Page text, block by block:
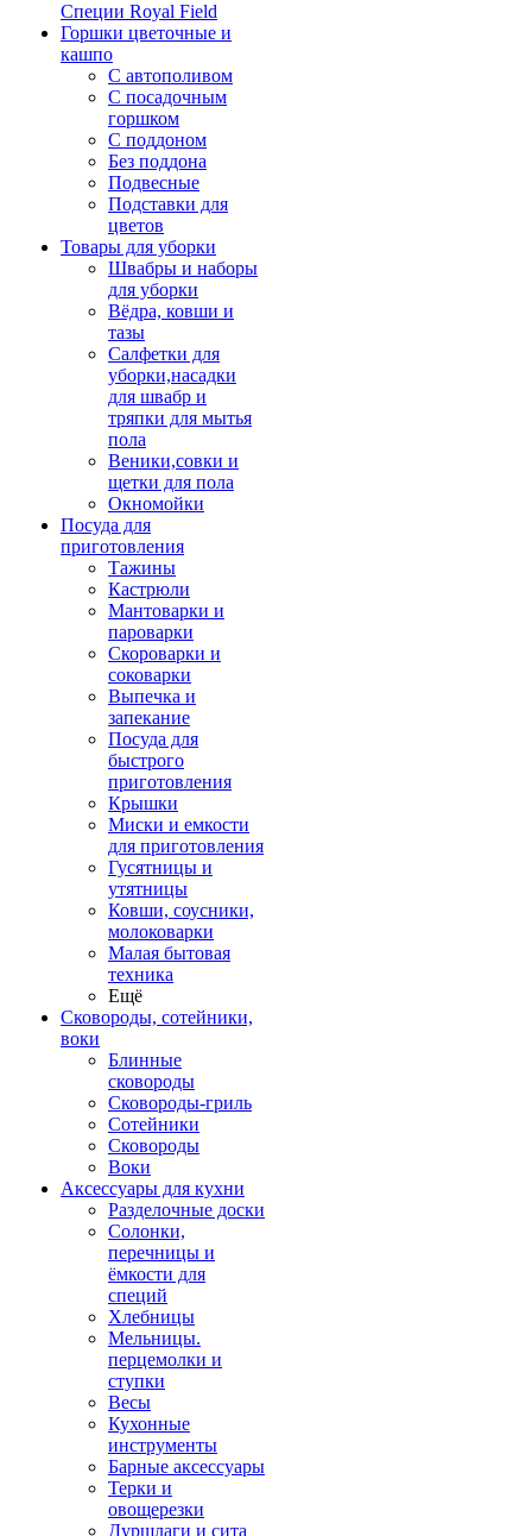
Специи Royal Field
Горшки цветочные и
кашпо
С автополивом
С посадочным
горшком
С поддоном
Без поддона
Подвесные
Подставки для
цветов
Товары для уборки
Швабры и наборы
для уборки
Вёдра, ковши и
тазы
Салфетки для
уборки,насадки
для швабр и
тряпки для мытья
пола
Веники,совки и
щетки для пола
Окномойки
Посуда для
приготовления
Тажины
Кастрюли
Мантоварки и
пароварки
Скороварки и
соковарки
Выпечка и
запекание
Посуда для
быстрого
приготовления
Крышки
Миски и емкости
для приготовления
Гусятницы и
утятницы
Ковши, соусники,
молоковарки
Малая бытовая
техника
Ещё
Сковороды, сотейники,
воки
Блинные
сковороды
Сковороды-гриль
Сотейники
Сковороды
Воки
Аксессуары для кухни
Разделочные доски
Солонки,
перечницы и
ёмкости для
специй
Хлебницы
Мельницы.
перцемолки и
ступки
Весы
Кухонные
инструменты
Барные аксессуары
Терки и
овощерезки
Дуршлаги и сита